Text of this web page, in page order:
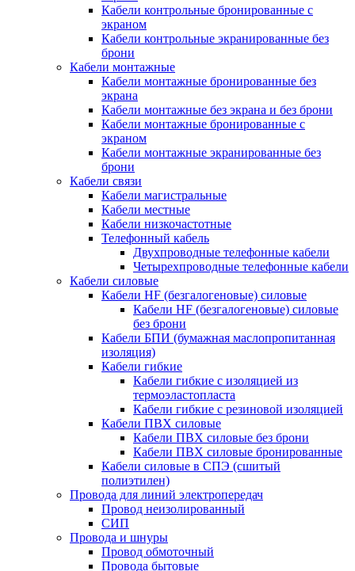
Кабели контрольные бронированные с
экраном
Кабели контрольные экранированные без
брони
Кабели монтажные
Кабели монтажные бронированные без
экрана
Кабели монтажные без экрана и без брони
Кабели монтажные бронированные с
экраном
Кабели монтажные экранированные без
брони
Кабели связи
Кабели магистральные
Кабели местные
Кабели низкочастотные
Телефонный кабель
Двухпроводные телефонные кабели
Четырехпроводные телефонные кабели
Кабели силовые
Кабели HF (безгалогеновые) силовые
Кабели HF (безгалогеновые) силовые
без брони
Кабели БПИ (бумажная маслопропитанная
изоляция)
Кабели гибкие
Кабели гибкие с изоляцией из
термоэластопласта
Кабели гибкие с резиновой изоляцией
Кабели ПВХ силовые
Кабели ПВХ силовые без брони
Кабели ПВХ силовые бронированные
Кабели силовые в СПЭ (сшитый
полиэтилен)
Провода для линий электропередач
Провод неизолированный
СИП
Провода и шнуры
Провод обмоточный
Провода бытовые